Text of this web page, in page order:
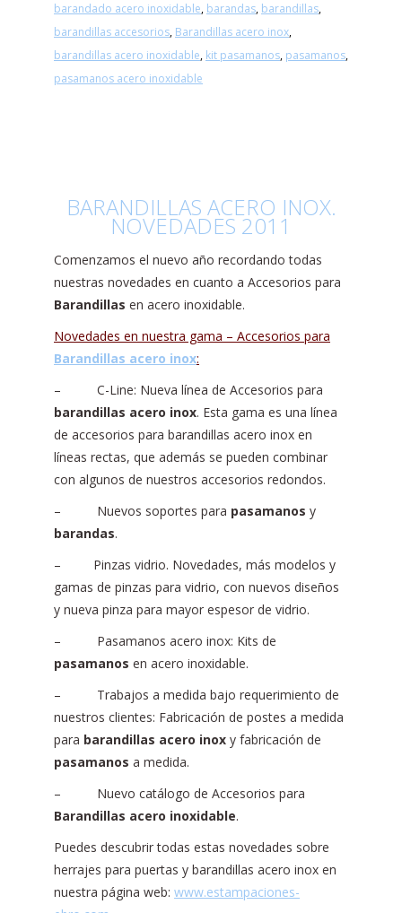
barandado acero inoxidable, barandas, barandillas,
barandillas accesorios, Barandillas acero inox,
barandillas acero inoxidable, kit pasamanos, pasamanos,
pasamanos acero inoxidable
BARANDILLAS ACERO INOX.
NOVEDADES 2011
Comenzamos el nuevo año recordando todas
nuestras novedades en cuanto a Accesorios para
Barandillas en acero inoxidable.
Novedades en nuestra gama – Accesorios para
Barandillas acero inox:
– C-Line: Nueva línea de Accesorios para
barandillas acero inox. Esta gama es una línea
de accesorios para barandillas acero inox en
líneas rectas, que además se pueden combinar
con algunos de nuestros accesorios redondos.
– Nuevos soportes para pasamanos y
barandas.
– Pinzas vidrio. Novedades, más modelos y
gamas de pinzas para vidrio, con nuevos diseños
y nueva pinza para mayor espesor de vidrio.
– Pasamanos acero inox: Kits de
pasamanos en acero inoxidable.
– Trabajos a medida bajo requerimiento de
nuestros clientes: Fabricación de postes a medida
para barandillas acero inox y fabricación de
pasamanos a medida.
– Nuevo catálogo de Accesorios para
Barandillas acero inoxidable.
Puedes descubrir todas estas novedades sobre
herrajes para puertas y barandillas acero inox en
nuestra página web: www.estampaciones-